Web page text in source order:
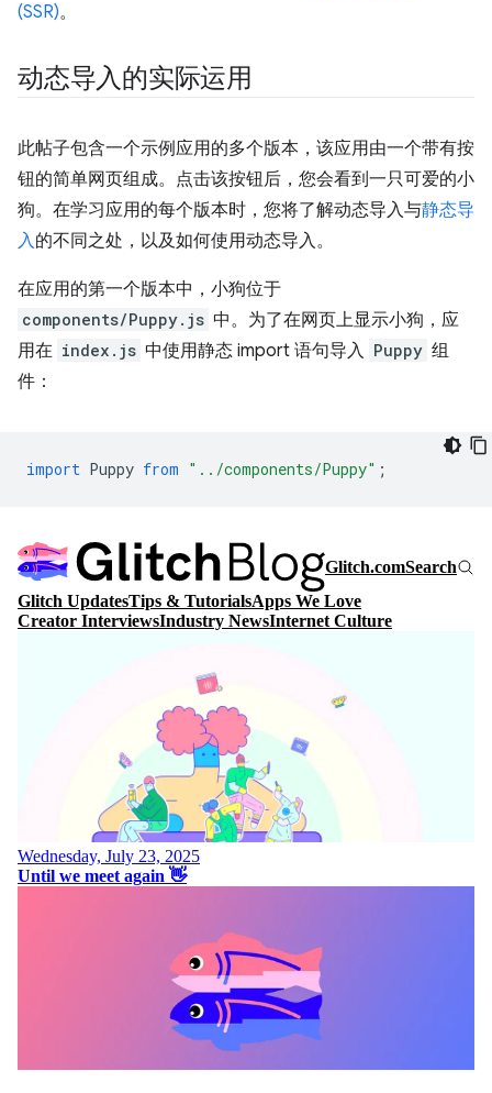
(SSR)。
动态导入的实际运用
此帖子包含一个示例应用的多个版本，该应用由一个带有按
钮的简单网页组成。点击该按钮后，您会看到一只可爱的小
狗。在学习应用的每个版本时，您将了解动态导入与静态导
入的不同之处，以及如何使用动态导入。
在应用的第一个版本中，小狗位于
components/Puppy.js 中。为了在网页上显示小狗，应
用在 index.js 中使用静态 import 语句导入 Puppy 组
件：
import Puppy from "../components/Puppy" ;